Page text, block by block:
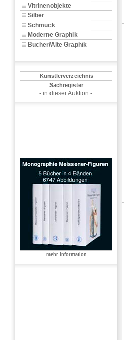
Vitrinenobjekte
Silber
Schmuck
Moderne Graphik
Bücher/Alte Graphik
Künstlerverzeichnis
Sachregister
- in dieser Auktion -
mehr Information